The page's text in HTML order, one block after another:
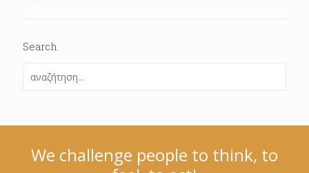
Search
We challenge people to think, to